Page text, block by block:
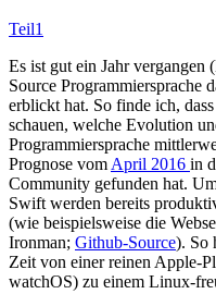
Teil1
Es ist gut ein Jahr vergangen
Source Programmiersprache
erblickt hat. So finde ich,
schauen, welche Evolution
Programmiersprache
Prognose vom April 2016 in
Community gefunden hat.
Swift werden bereits
(wie beispielsweise die
Ironman; Github-Source). So
Zeit von einer reinen Apple-
watchOS) zu einem Linux-